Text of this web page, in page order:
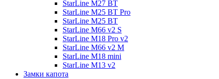
StarLine M27 BT
StarLine M25 BT Pro
StarLine M25 BT
StarLine M66 v2 S
StarLine M18 Pro v2
StarLine M66 v2 M
StarLine M18 mini
StarLine M13 v2
Замки капота